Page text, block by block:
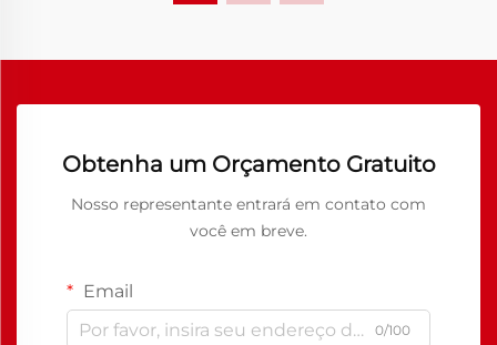
Obtenha um Orçamento Gratuito
Nosso representante entrará em contato com
você em breve.
Email
0/100